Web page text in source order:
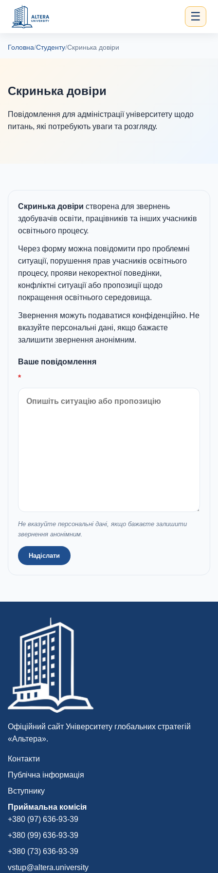
☰
Головна/Студенту/Скринька довіри
Скринька довіри
Повідомлення для адміністрації університету щодо
питань, які потребують уваги та розгляду.
Скринька довіри створена для звернень
здобувачів освіти, працівників та інших учасників
освітнього процесу.
Через форму можна повідомити про проблемні
ситуації, порушення прав учасників освітнього
процесу, прояви некоректної поведінки,
конфліктні ситуації або пропозиції щодо
покращення освітнього середовища.
Звернення можуть подаватися конфіденційно. Не
вказуйте персональні дані, якщо бажаєте
залишити звернення анонімним.
Ваше повідомлення
*
Не вказуйте персональні дані, якщо бажаєте залишити
звернення анонімним.
Надіслати
Офіційний сайт Університету глобальних стратегій
«Альтера».
Контакти
Публічна інформація
Вступнику
Приймальна комісія
+380 (97) 636-93-39
+380 (99) 636-93-39
+380 (73) 636-93-39
vstup@altera.university